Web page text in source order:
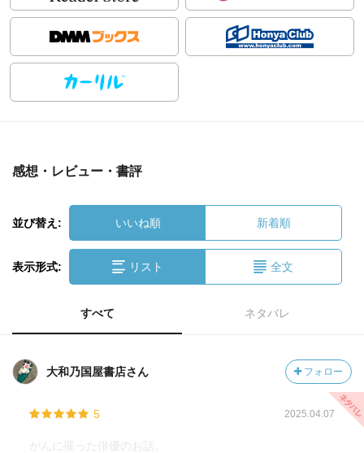
感想・レビュー・書評
並び替え: いいね順 新着順
表示形式: リスト 全文
すべて ネタバレ
大和乃国屋書店さん フォロー
5 2025.04.07
がんに罹った俳優のお話。